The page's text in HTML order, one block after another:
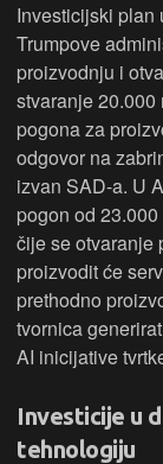
Investicijski plan
Trumpove
proizvodnju i
stvaranje
pogona za
odgovor na
izvan SAD-a. U
pogon od
čije se otvaranje
proizvodit će
prethodno
tvornica
AI inicijative
Investicije u
tehnologiju